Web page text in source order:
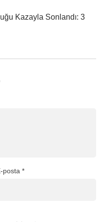
Kazayla Sonlandı: 3
posta*